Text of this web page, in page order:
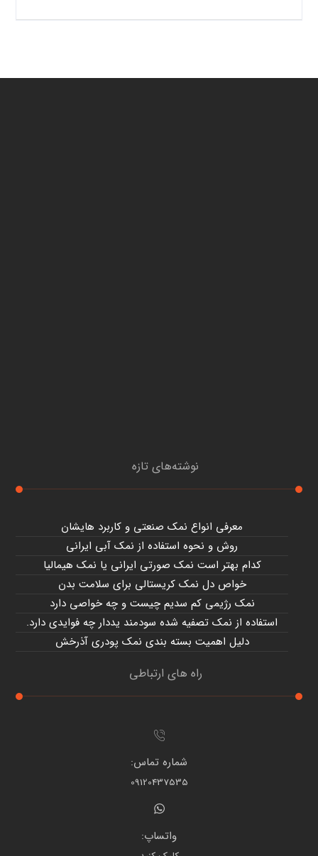
نوشته‌های تازه
معرفی انواع نمک صنعتی و کاربرد هایشان
روش و نحوه استفاده از نمک آبی ایرانی
کدام بهتر است نمک صورتی ایرانی یا نمک هیمالیا
خواص دل نمک کریستالی برای سلامت بدن
نمک رژیمی کم سدیم چیست و چه خواصی دارد
استفاده از نمک تصفیه شده سودمند یددار چه فوایدی دارد.
دلیل اهمیت بسته بندی نمک پودری آذرخش
راه های ارتباطی
شماره تماس:
09120437535
واتساپ: